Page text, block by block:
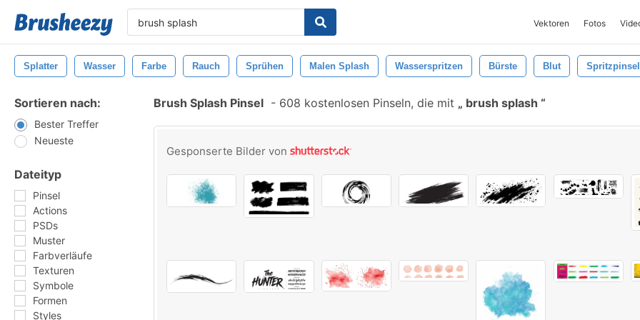
Vektoren Fotos
Splatter Wasser Farbe Rauch Sprühen Malen Splash Wasserspritzen Bürste Blut Spritzpinsel
Sortieren nach:
Bester Treffer
Neueste
Dateityp
Pinsel
Actions
PSDs
Muster
Farbverläufe
Texturen
Symbole
Formen
Styles
Brush Splash Pinsel - 608 kostenlosen Pinseln, die mit brush splash
Gesponserte Bilder von